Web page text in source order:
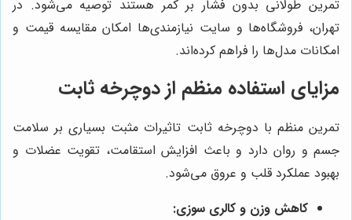
تمرین طولانی بدون فشار بر کمر هستند توصیه می‌شود. در
تهران، فروشگاه‌ها و سایت نیازمندی‌ها امکان مقایسه قیمت و
امکانات مدل‌ها را فراهم کرده‌اند.
مزایای استفاده منظم از دوچرخه ثابت
تمرین منظم با دوچرخه ثابت تاثیرات مثبت بسیاری بر سلامت
جسم و روان دارد و باعث افزایش استقامت، تقویت عضلات و
بهبود عملکرد قلب و عروق می‌شود.
کاهش وزن و کالری سوزی: